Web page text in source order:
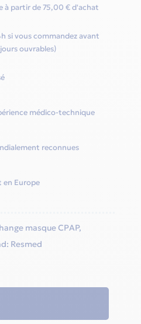
à partir de 75,00 € d'achat
si vous commandez avant
ouvrables)
médico-technique
reconnues
en Europe
masque CPAP,
Resmed